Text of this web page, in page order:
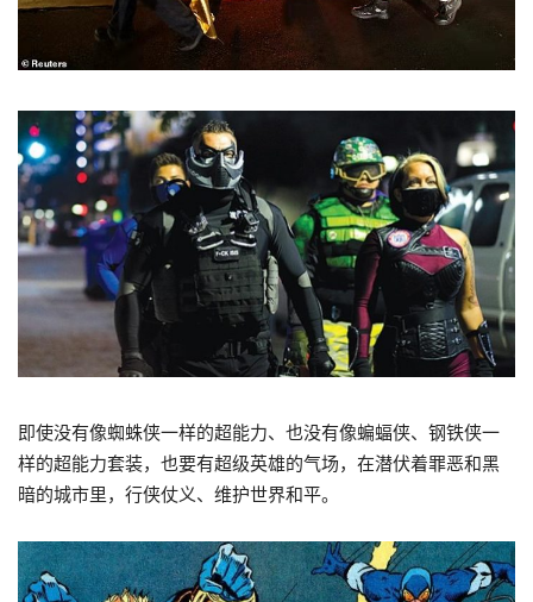
即使没有像蜘蛛侠一样的超能力、也没有像蝙蝠侠、钢铁侠一
样的超能力套装，也要有超级英雄的气场，在潜伏着罪恶和黑
暗的城市里，行侠仗义、维护世界和平。